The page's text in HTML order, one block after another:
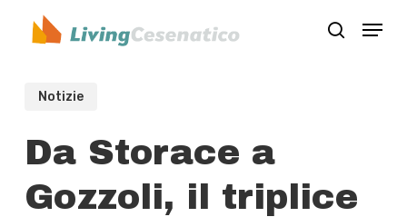
search
Menu
Notizie
Da Storace a
Gozzoli, il triplice